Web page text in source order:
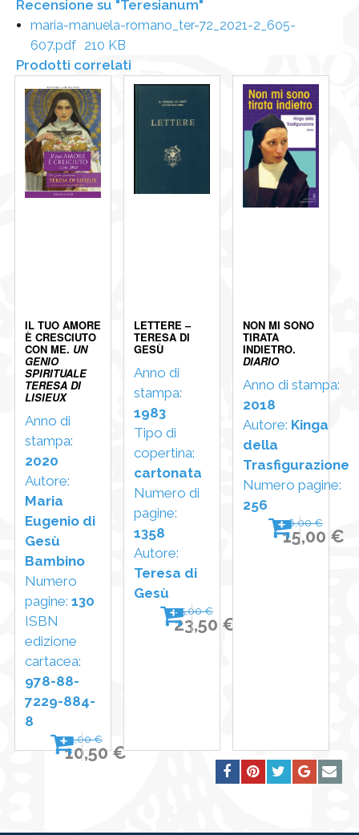
Recensione su "Teresianum"
maria-manuela-romano_ter-72_2021-2_605-
607.pdf
210 KB
Prodotti correlati
IL TUO AMORE
È CRESCIUTO
CON ME. UN
GENIO
SPIRITUALE
TERESA DI
LISIEUX
Anno di
stampa:
2020
Autore:
Maria
Eugenio di
Gesù
Bambino
Numero
pagine: 130
ISBN
edizione
cartacea:
978-88-
7229-884-
8
11,00 €
10,50 €
LETTERE –
TERESA DI
GESÙ
Anno di
stampa:
1983
Tipo di
copertina:
cartonata
Numero di
pagine:
1358
Autore:
Teresa di
Gesù
25,00 €
23,50 €
NON MI SONO
TIRATA
INDIETRO.
DIARIO
Anno di stampa:
2018
Autore: Kinga
della
Trasfigurazione
Numero pagine:
256
16,00 €
15,00 €